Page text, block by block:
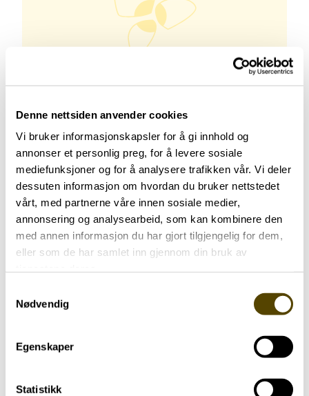
Denne nettsiden anvender cookies
Vi bruker informasjonskapsler for å gi innhold og
annonser et personlig preg, for å levere sosiale
mediefunksjoner og for å analysere trafikken vår. Vi deler
dessuten informasjon om hvordan du bruker nettstedet
vårt, med partnerne våre innen sosiale medier,
annonsering og analysearbeid, som kan kombinere den
med annen informasjon du har gjort tilgjengelig for dem,
eller som de har samlet inn gjennom din bruk av
Nødvendig
Egenskaper
Statistikk
Agder Parkinsonforening
Agder Vest Parkinsonforening
Agder Øst Parkinsonforening